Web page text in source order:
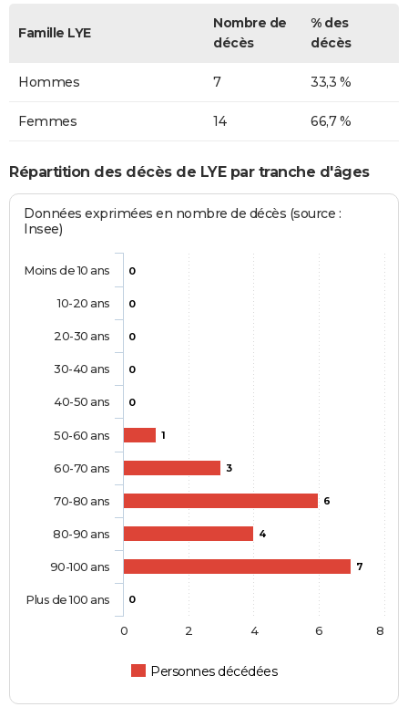
Famille LYE
Nombre de
décès
% des
décès
Hommes 7 33,3 %
Femmes 14 66,7 %
Répartition des décès de LYE par tranche d'âges
Données exprimées en nombre de décès (source :
Insee)
0
0
0
0
0
1
3
6
4
7
0
Personnes décédées
Moins de 10 ans
10-20 ans
20-30 ans
30-40 ans
40-50 ans
50-60 ans
60-70 ans
70-80 ans
80-90 ans
90-100 ans
Plus de 100 ans
0 2 4 6 8